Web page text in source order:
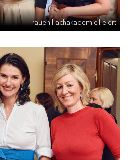
Frauen Fachakademie Feiert